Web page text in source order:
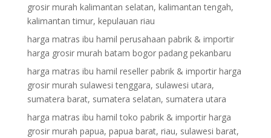
grosir murah kalimantan selatan, kalimantan tengah,
kalimantan timur, kepulauan riau
harga matras ibu hamil perusahaan pabrik & importir
harga grosir murah batam bogor padang pekanbaru
harga matras ibu hamil reseller pabrik & importir harga
grosir murah sulawesi tenggara, sulawesi utara,
sumatera barat, sumatera selatan, sumatera utara
harga matras ibu hamil toko pabrik & importir harga
grosir murah papua, papua barat, riau, sulawesi barat,